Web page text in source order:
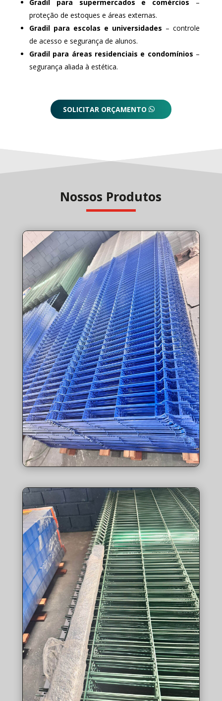
Gradil para supermercados e comércios –
proteção de estoques e áreas externas.
Gradil para escolas e universidades – controle
de acesso e segurança de alunos.
Gradil para áreas residenciais e condomínios –
segurança aliada à estética.
SOLICITAR ORÇAMENTO
Nossos Produtos